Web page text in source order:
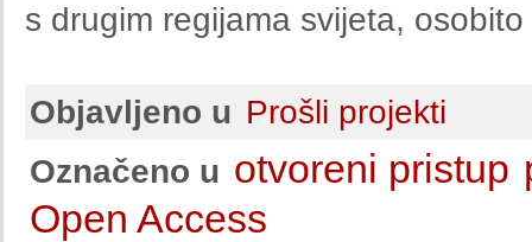
s drugim regijama svijeta,
Objavljeno u Prošli projekti
Označeno u otvoreni pristup
Open Access